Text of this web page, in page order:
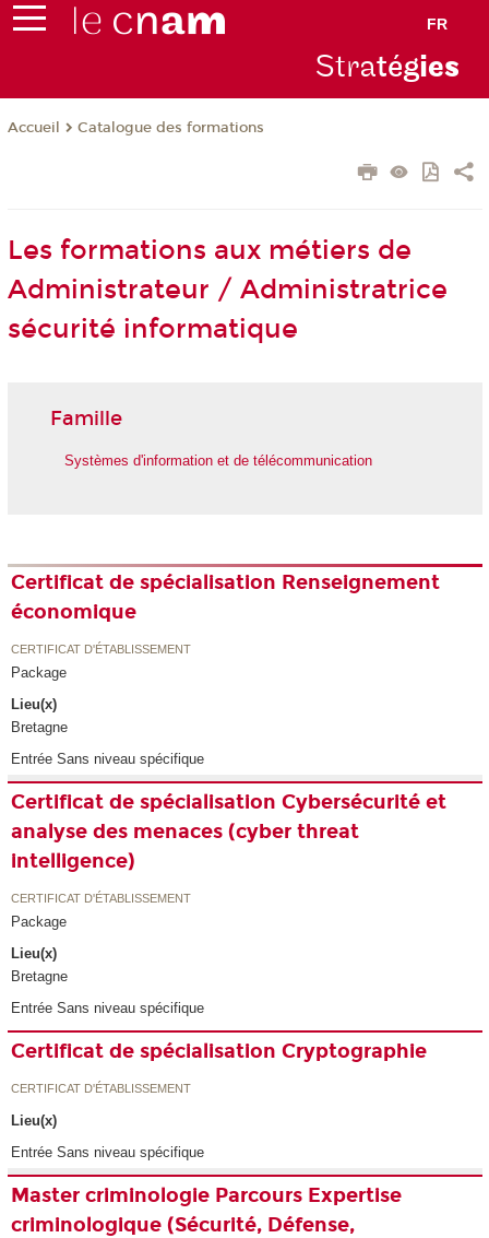
FR
Stratégies
Accueil Catalogue des formations
Les formations aux métiers de
Administrateur / Administratrice
sécurité informatique
Famille
Systèmes d'information et de télécommunication
Certificat de spécialisation Renseignement
économique
CERTIFICAT D'ÉTABLISSEMENT
Package
Lieu(x)
Bretagne
Entrée Sans niveau spécifique
Certificat de spécialisation Cybersécurité et
analyse des menaces (cyber threat
intelligence)
CERTIFICAT D'ÉTABLISSEMENT
Package
Lieu(x)
Bretagne
Entrée Sans niveau spécifique
Certificat de spécialisation Cryptographie
CERTIFICAT D'ÉTABLISSEMENT
Lieu(x)
Entrée Sans niveau spécifique
Master criminologie Parcours Expertise
criminologique (Sécurité, Défense,